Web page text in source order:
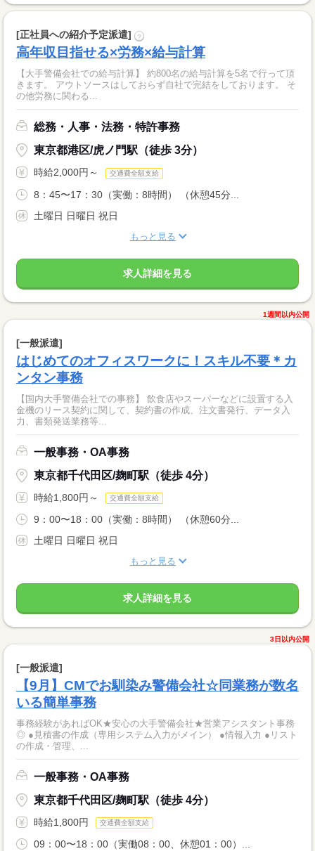
[正社員への紹介予定派遣] ?
高年収目指せる×労務×給与計算
【大手警備会社での給与計算】 約800名の給与計算を5名で行って頂
きます。 アウトソースはしておらず自社で完結をしております。 そ
の他労務に関わる...
総務・人事・法務・特許事務
東京都港区/虎ノ門駅（徒歩 3分）
時給2,000円～ 交通費全額支給
8：45〜17：30（実働：8時間） （休憩45分...
土曜日 日曜日 祝日
もっと見る
求人詳細を見る
1週間以内公開
[一般派遣]
はじめてのオフィスワークに！スキル不要＊カ
ンタン事務
【国内大手警備会社での事務】 飲食店やスーパーなどに設置する入
金機のリース契約に関して、契約書の作成、注文書発行、データ入
力、書類発送業務等...
一般事務・OA事務
東京都千代田区/麹町駅（徒歩 4分）
時給1,800円～ 交通費全額支給
9：00〜18：00（実働：8時間） （休憩60分...
土曜日 日曜日 祝日
もっと見る
求人詳細を見る
3日以内公開
[一般派遣]
【9月】CMでお馴染み警備会社☆同業務が数名
いる簡単事務
事務経験があればOK★安心の大手警備会社★営業アシスタント事務
◎ ●見積書の作成（専用システム入力がメイン） ●情報入力 ●リスト
の作成・管理、...
一般事務・OA事務
東京都千代田区/麹町駅（徒歩 4分）
時給1,800円 交通費全額支給
09：00〜18：00（実働08：00、休憩01：00）...